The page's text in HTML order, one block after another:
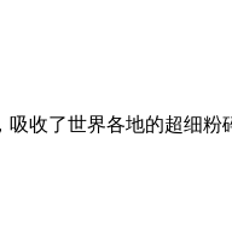
收了世界各地的超细